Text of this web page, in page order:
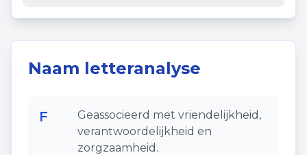
Naam letteranalyse
F
Geassocieerd met vriendelijkheid,
verantwoordelijkheid en
zorgzaamheid.